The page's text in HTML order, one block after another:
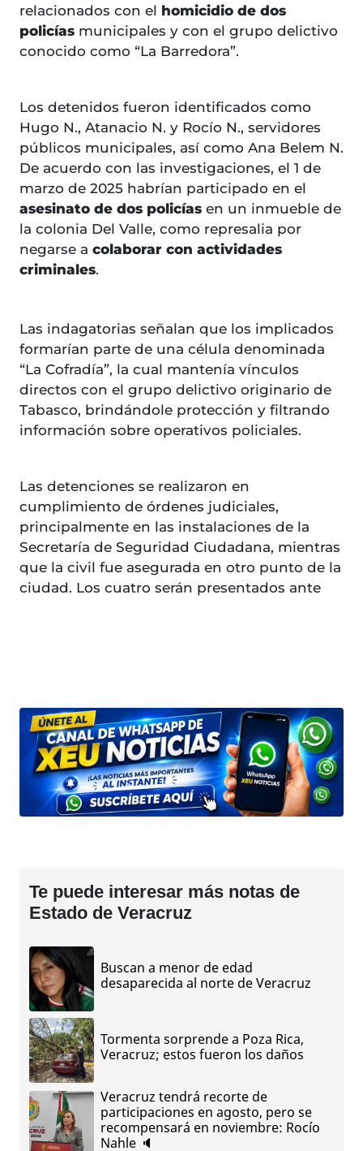
relacionados con el homicidio de dos
policías municipales y con el grupo delictivo
conocido como “La Barredora”.
Los detenidos fueron identificados como
Hugo N., Atanacio N. y Rocío N., servidores
públicos municipales, así como Ana Belem N.
De acuerdo con las investigaciones, el 1 de
marzo de 2025 habrían participado en el
asesinato de dos policías en un inmueble de
la colonia Del Valle, como represalia por
negarse a colaborar con actividades
criminales.
Las indagatorias señalan que los implicados
formarían parte de una célula denominada
“La Cofradía”, la cual mantenía vínculos
directos con el grupo delictivo originario de
Tabasco, brindándole protección y filtrando
información sobre operativos policiales.
Las detenciones se realizaron en
cumplimiento de órdenes judiciales,
principalmente en las instalaciones de la
Secretaría de Seguridad Ciudadana, mientras
que la civil fue asegurada en otro punto de la
ciudad. Los cuatro serán presentados ante
Te puede interesar más notas de
Estado de Veracruz
Buscan a menor de edad
desaparecida al norte de Veracruz
Tormenta sorprende a Poza Rica,
Veracruz; estos fueron los daños
Veracruz tendrá recorte de
participaciones en agosto, pero se
recompensará en noviembre: Rocío
Nahle 🔈